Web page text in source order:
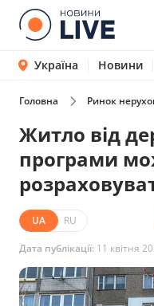
Україна Новини
Головна Ринок
Житло від
програми
UA RU
Дата публікації: 11 квітня